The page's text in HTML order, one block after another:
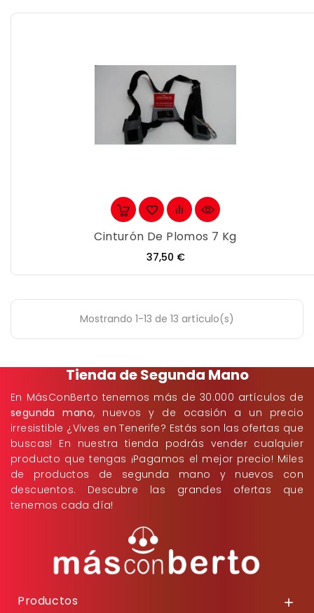
Cinturón De Plomos 7 Kg
Precio
37,50 €
Mostrando 1-13 de 13 artículo(s)
Tienda de Segunda Mano
En MásConBerto tenemos más de 30.000 artículos de
segunda mano, nuevos y de ocasión a un precio
irresistible ¿Vives en Tenerife? Estás son las ofertas que
buscas! En nuestra tienda podrás vender cualquier
producto que tengas ¡Pagamos el mejor precio! Miles
de productos de segunda mano y nuevos con
descuentos. Descubre las grandes ofertas que
tenemos cada día!
Productos 